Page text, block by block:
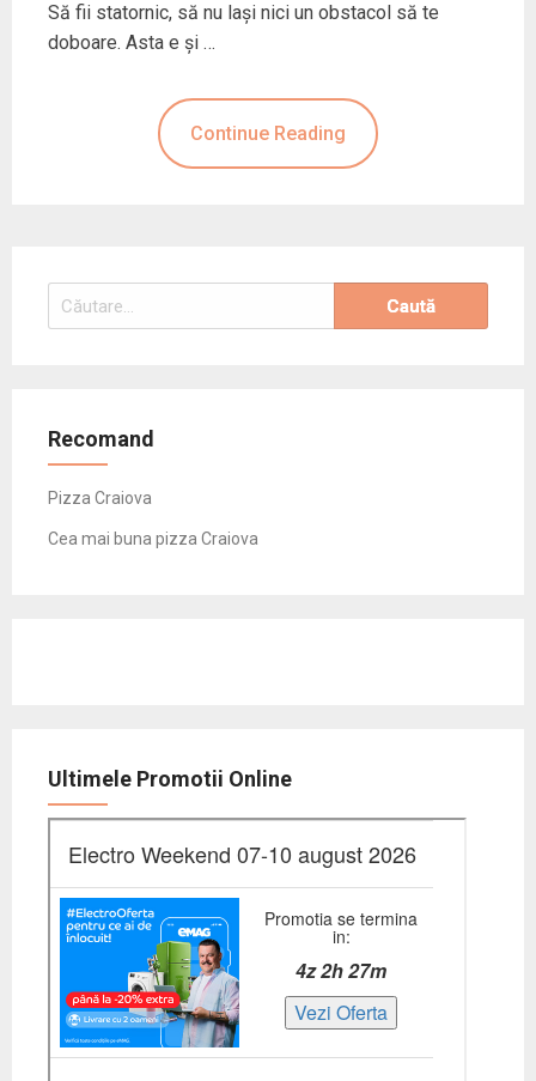
Să fii statornic, să nu laşi nici un obstacol să te
doboare. Asta e şi …
Continue Reading
Caută
după:
Recomand
Pizza Craiova
Cea mai buna pizza Craiova
Ultimele Promotii Online